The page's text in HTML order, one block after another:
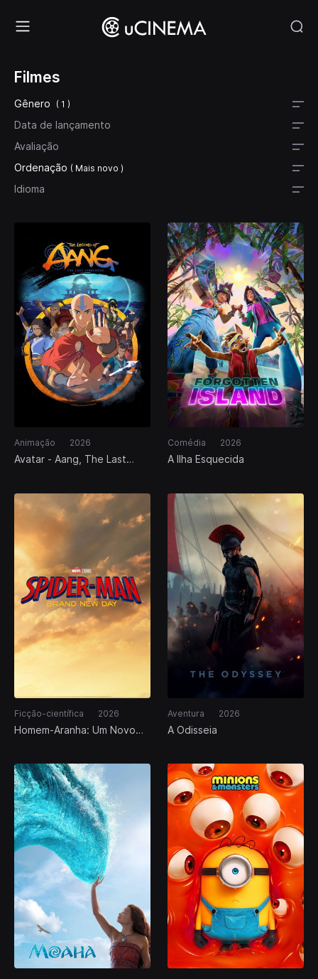
Filmes
Gênero ( 1 )
Data de lançamento
Avaliação
Ordenação ( Mais novo )
Idioma
Animação 2026
Avatar - Aang, The Last
Comédia 2026
A Ilha Esquecida
Ficção-científica 2026
Homem-Aranha: Um Novo
Aventura 2026
A Odisseia